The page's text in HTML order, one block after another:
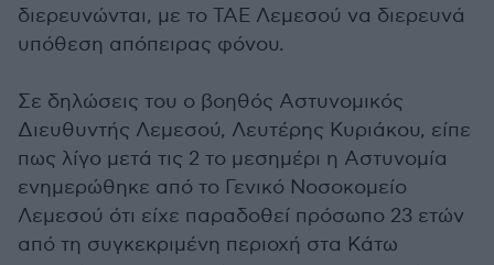
διερευνώνται, με το ΤΑΕ Λεμεσού να διερευνά
υπόθεση απόπειρας φόνου.
Σε δηλώσεις του ο βοηθός Αστυνομικός
Διευθυντής Λεμεσού, Λευτέρης Κυριάκου, είπε
πως λίγο μετά τις 2 το μεσημέρι η Αστυνομία
ενημερώθηκε από το Γενικό Νοσοκομείο
Λεμεσού ότι είχε παραδοθεί πρόσωπο 23 ετών
από τη συγκεκριμένη περιοχή στα Κάτω